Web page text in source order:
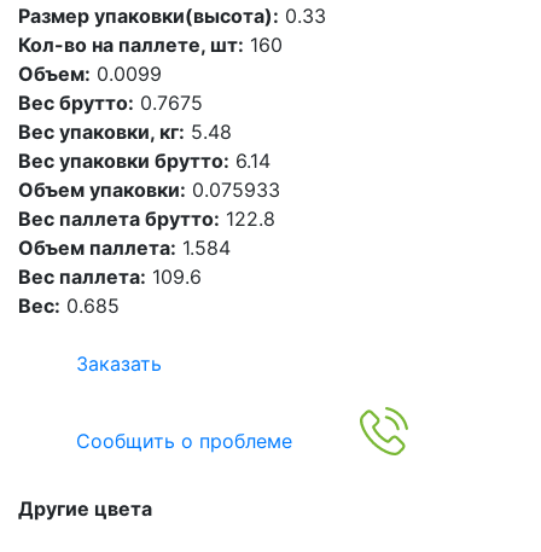
Размер упаковки(высота): 0.33
Кол-во на паллете, шт: 160
Объем: 0.0099
Вес брутто: 0.7675
Вес упаковки, кг: 5.48
Вес упаковки брутто: 6.14
Объем упаковки: 0.075933
Вес паллета брутто: 122.8
Объем паллета: 1.584
Вес паллета: 109.6
Вес: 0.685
Заказать
Сообщить о проблеме
Другие цвета